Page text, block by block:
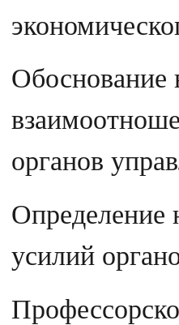
Обоснование
органов
Определение
усилий